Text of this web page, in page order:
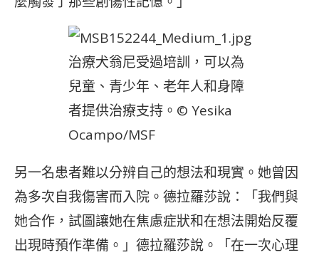
治療犬翁尼受過培訓，可以為
兒童、青少年、老年人和身障
者提供治療支持。© Yesika
Ocampo/MSF
另一名患者難以分辨自己的想法和現實。她曾因
為多次自我傷害而入院。德拉羅莎說：「我們與
她合作，試圖讓她在焦慮症狀和在想法開始反覆
出現時預作準備。」德拉羅莎說。「在一次心理